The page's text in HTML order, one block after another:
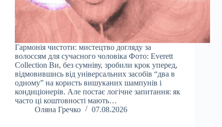
Гармонія чистоти: мистецтво догляду за
волоссям для сучасного чоловіка Фото: Everett
Collection Ви, без сумніву, зробили крок уперед,
відмовившись від універсальних засобів “два в
одному” на користь вишуканих шампунів і
кондиціонерів. Але постає логічне запитання: як
часто ці коштовності мають…
Оляна Гречко
07.08.2026